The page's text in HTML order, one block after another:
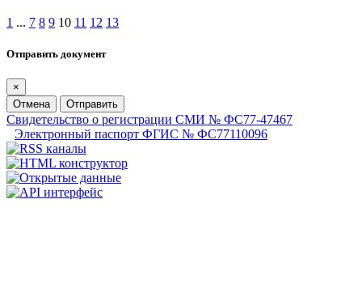
1 ... 7 8 9 10 11 12 13
Отправить документ
×
Отмена
Отправить
Свидетельство о регистрации СМИ № ФС77-47467
Электронный паспорт ФГИС № ФС77110096